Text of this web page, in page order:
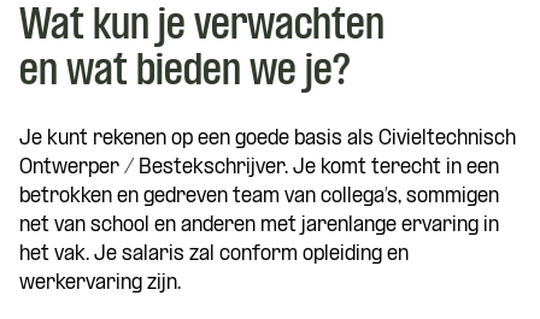
Wat kun je verwachten
en wat bieden we je?
Je kunt rekenen op een goede basis als Civieltechnisch
Ontwerper / Bestekschrijver. Je komt terecht in een
betrokken en gedreven team van collega’s, sommigen
net van school en anderen met jarenlange ervaring in
het vak. Je salaris zal conform opleiding en
werkervaring zijn.